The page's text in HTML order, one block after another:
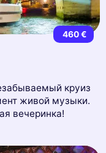
460 €
круиз
живой музыки.
вечеринка!